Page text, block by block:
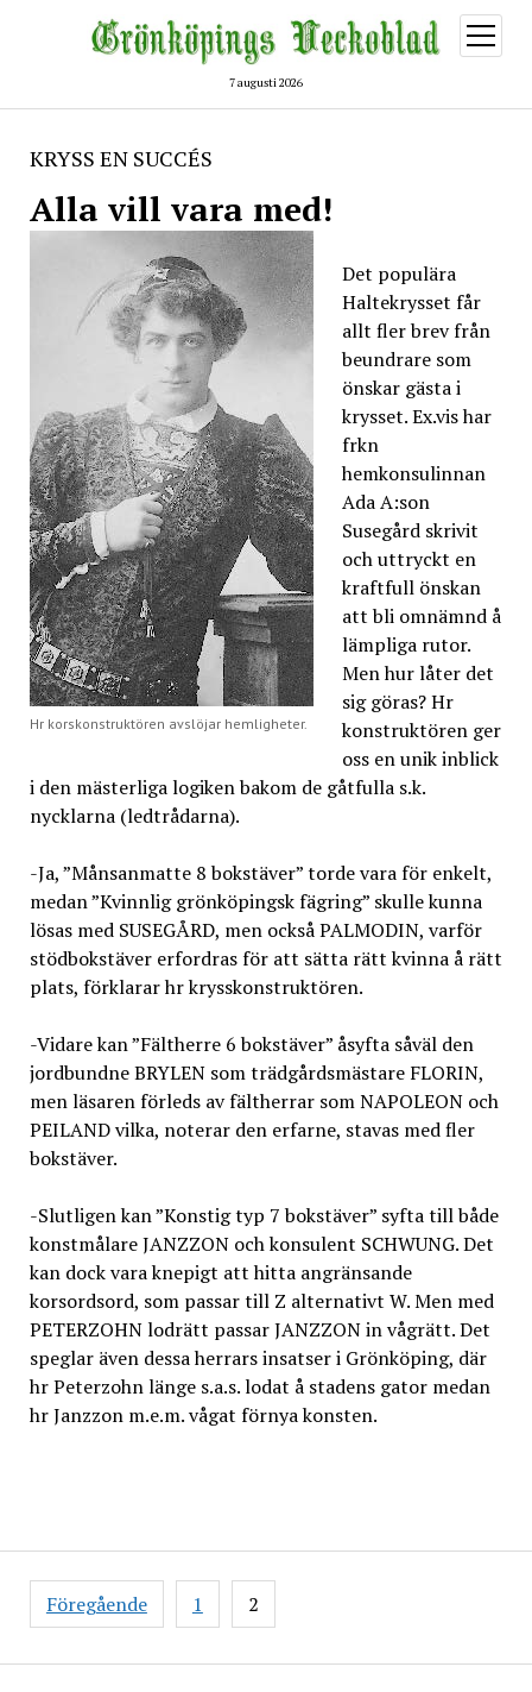
7 augusti 2026
öppna
meny
KRYSS EN SUCCÉS
Alla vill vara med!
Hr korskonstruktören avslöjar hemligheter.
Det populära
Haltekrysset får
allt fler brev från
beundrare som
önskar gästa i
krysset. Ex.vis har
frkn
hemkonsulinnan
Ada A:son
Susegård skrivit
och uttryckt en
kraftfull önskan
att bli omnämnd å
lämpliga rutor.
Men hur låter det
sig göras? Hr
konstruktören ger
oss en unik inblick
i den mästerliga logiken bakom de gåtfulla s.k.
nycklarna (ledtrådarna).
-Ja, ”Månsanmatte 8 bokstäver” torde vara för enkelt,
medan ”Kvinnlig grönköpingsk fägring” skulle kunna
lösas med SUSEGÅRD, men också PALMODIN, varför
stödbokstäver erfordras för att sätta rätt kvinna å rätt
plats, förklarar hr krysskonstruktören.
-Vidare kan ”Fältherre 6 bokstäver” åsyfta såväl den
jordbundne BRYLEN som trädgårdsmästare FLORIN,
men läsaren förleds av fältherrar som NAPOLEON och
PEILAND vilka, noterar den erfarne, stavas med fler
bokstäver.
-Slutligen kan ”Konstig typ 7 bokstäver” syfta till både
konstmålare JANZZON och konsulent SCHWUNG. Det
kan dock vara knepigt att hitta angränsande
korsordsord, som passar till Z alternativt W. Men med
PETERZOHN lodrätt passar JANZZON in vågrätt. Det
speglar även dessa herrars insatser i Grönköping, där
hr Peterzohn länge s.a.s. lodat å stadens gator medan
hr Janzzon m.e.m. vågat förnya konsten.
Inläggsnavigering
Föregående 1 2